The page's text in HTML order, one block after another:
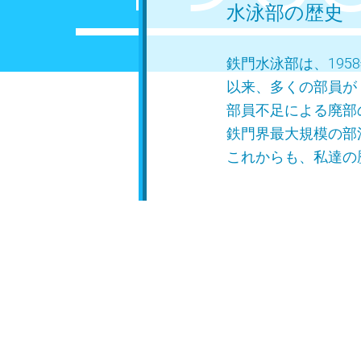
水泳部の歴史
鉄門水泳部は、
以来、多くの部員
部員不足による廃
鉄門界最大規模の
これからも、私達